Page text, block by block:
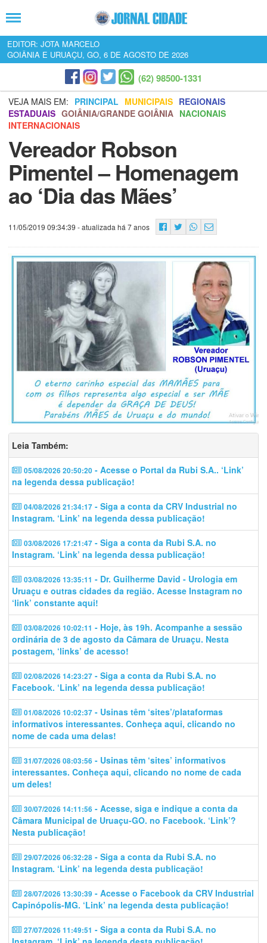
EDITOR: JOTA MARCELO
GOIÂNIA E URUAÇU, GO, 6 DE AGOSTO DE 2026
(62) 98500-1331
VEJA MAIS EM: PRINCIPAL MUNICIPAIS REGIONAIS
ESTADUAIS GOIÂNIA/GRANDE GOIÂNIA NACIONAIS
INTERNACIONAIS
Vereador Robson
Pimentel – Homenagem
ao ‘Dia das Mães’
11/05/2019 09:34:39 - atualizada há 7 anos
Leia Também:
05/08/2026 20:50:20 - Acesse o Portal da Rubi S.A.. ‘Link’
na legenda dessa publicação!
04/08/2026 21:34:17 - Siga a conta da CRV Industrial no
Instagram. ‘Link’ na legenda dessa publicação!
03/08/2026 17:21:47 - Siga a conta da Rubi S.A. no
Instagram. ‘Link’ na legenda dessa publicação!
03/08/2026 13:35:11 - Dr. Guilherme David - Urologia em
Uruaçu e outras cidades da região. Acesse Instagram no
‘link’ constante aqui!
03/08/2026 10:02:11 - Hoje, às 19h. Acompanhe a sessão
ordinária de 3 de agosto da Câmara de Uruaçu. Nesta
postagem, ‘links’ de acesso!
02/08/2026 14:23:27 - Siga a conta da Rubi S.A. no
Facebook. ‘Link’ na legenda dessa publicação!
01/08/2026 10:02:37 - Usinas têm ‘sites’/plataformas
informativos interessantes. Conheça aqui, clicando no
nome de cada uma delas!
31/07/2026 08:03:56 - Usinas têm ‘sites’ informativos
interessantes. Conheça aqui, clicando no nome de cada
um deles!
30/07/2026 14:11:56 - Acesse, siga e indique a conta da
Câmara Municipal de Uruaçu-GO. no Facebook. ‘Link’?
Nesta publicação!
29/07/2026 06:32:28 - Siga a conta da Rubi S.A. no
Instagram. ‘Link’ na legenda desta publicação!
28/07/2026 13:30:39 - Acesse o Facebook da CRV Industrial
Capinópolis-MG. ‘Link’ na legenda desta publicação!
27/07/2026 11:49:51 - Siga a conta da Rubi S.A. no